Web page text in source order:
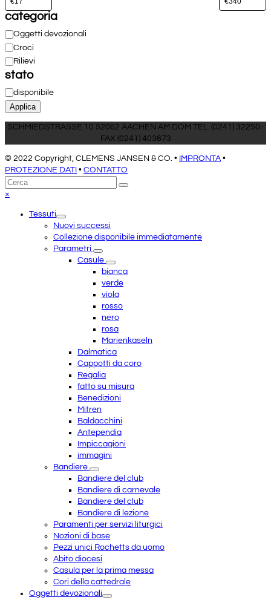
categoria
Categoria
Oggetti devozionali
Croci
Rilievi
stato
Disponibilità
disponibile
Applica
SCHMIEDSTRASSE 10 52062 AACHEN AM DOM TEL. (0241) 32250 ·
FAX (0241) 403673
© 2022 Copyright, CLEMENS JANSEN & CO. • IMPRONTA •
PROTEZIONE DATI • CONTATTO
Torna
in
Cerca
Invia
×
menuTessuti
Nuovi successi
Collezione disponibile immediatamente
Parametri
Casule
bianca
verde
viola
rosso
nero
rosa
Marienkaseln
Dalmatica
Cappotti da coro
Regalia
fatto su misura
Benedizioni
Mitren
Baldacchini
Antependia
Impiccagioni
immagini
Bandiere
Bandiere del club
Bandiere di carnevale
Bandiere del club
Bandiere di lezione
Paramenti per servizi liturgici
Nozioni di base
Pezzi unici Rochetts da uomo
Abito diocesi
Casula per la prima messa
Cori della cattedrale
Oggetti devozionali